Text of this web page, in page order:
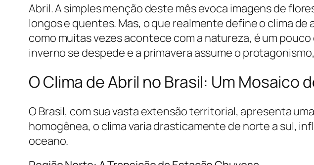
Abril. A simples menção deste mês evoca imagens de
longos e quentes. Mas, o que realmente define o clima
como muitas vezes acontece com a natureza, é um
inverno se despede e a primavera assume o
O Clima de Abril no Brasil: Um Mosaico
O Brasil, com sua vasta extensão territorial, apresenta
homogênea, o clima varia drasticamente de norte a sul,
oceano.